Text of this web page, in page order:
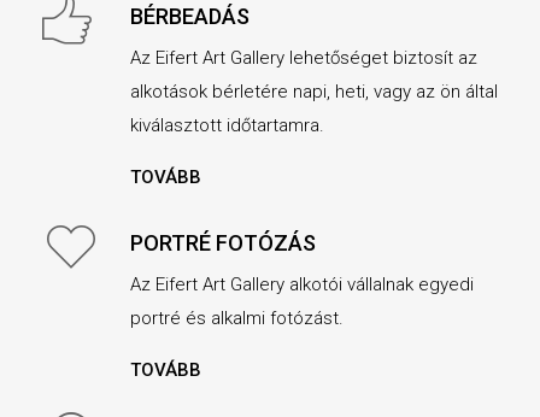
BÉRBEADÁS
Az Eifert Art Gallery lehetőséget biztosít az
alkotások bérletére napi, heti, vagy az ön által
kiválasztott időtartamra.
TOVÁBB
PORTRÉ FOTÓZÁS
Az Eifert Art Gallery alkotói vállalnak egyedi
portré és alkalmi fotózást.
TOVÁBB